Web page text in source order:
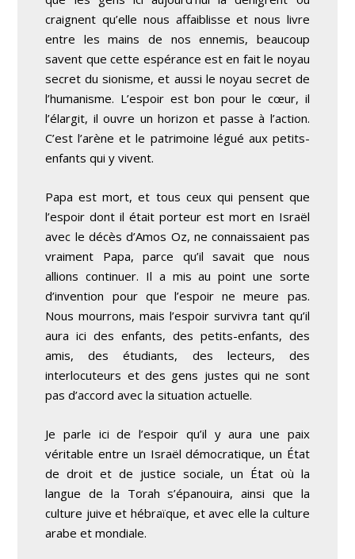
craignent qu’elle nous affaiblisse et nous livre
entre les mains de nos ennemis, beaucoup
savent que cette espérance est en fait le noyau
secret du sionisme, et aussi le noyau secret de
l’humanisme. L’espoir est bon pour le cœur, il
l’élargit, il ouvre un horizon et passe à l’action.
C’est l’arène et le patrimoine légué aux petits-
enfants qui y vivent.
Papa est mort, et tous ceux qui pensent que
l’espoir dont il était porteur est mort en Israël
avec le décès d’Amos Oz, ne connaissaient pas
vraiment Papa, parce qu’il savait que nous
allions continuer. Il a mis au point une sorte
d’invention pour que l’espoir ne meure pas.
Nous mourrons, mais l’espoir survivra tant qu’il
aura ici des enfants, des petits-enfants, des
amis, des étudiants, des lecteurs, des
interlocuteurs et des gens justes qui ne sont
pas d’accord avec la situation actuelle.
Je parle ici de l’espoir qu’il y aura une paix
véritable entre un Israël démocratique, un État
de droit et de justice sociale, un État où la
langue de la Torah s’épanouira, ainsi que la
culture juive et hébraïque, et avec elle la culture
arabe et mondiale.